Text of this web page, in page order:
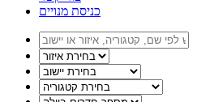
כניסת מנויים